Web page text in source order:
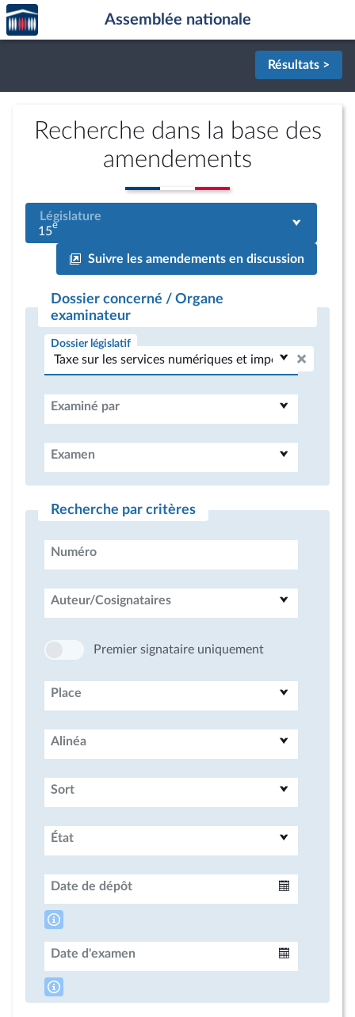
Aller au contenu
Aller en bas de la page
Accèder
à la
page
Assemblée nationale
Résultats >
Recherche dans la base des
amendements
Législature
15e
Suivre les amendements en discussion
Dossier concerné / Organe
examinateur
Dossier législatif
Examiné par
Examen
Recherche par critères
Numéro
Auteur/Cosignataires
Premier signataire uniquement
Place
Alinéa
Sort
État
Date de dépôt
Date d'examen